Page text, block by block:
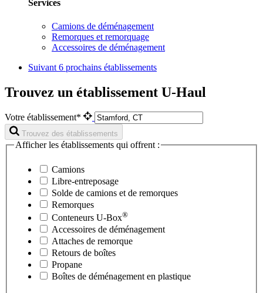
Services
Camions de déménagement
Remorques et remorquage
Accessoires de déménagement
Suivant 6 prochains établissements
Trouvez un établissement U-Haul
Votre établissement*
Trouvez des établissements
Afficher les établissements qui offrent :
Camions
Libre-entreposage
Solde de camions et de remorques
Remorques
Conteneurs U-Box®
Accessoires de déménagement
Attaches de remorque
Retours de boîtes
Propane
Boîtes de déménagement en plastique